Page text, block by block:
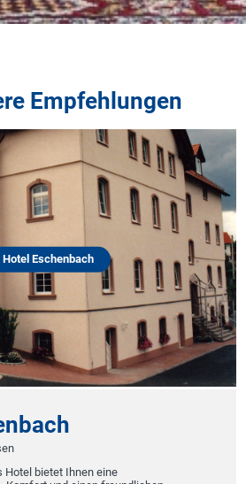
Empfehlungen
Hotel Eschenbach
Hotel bietet Ihnen eine